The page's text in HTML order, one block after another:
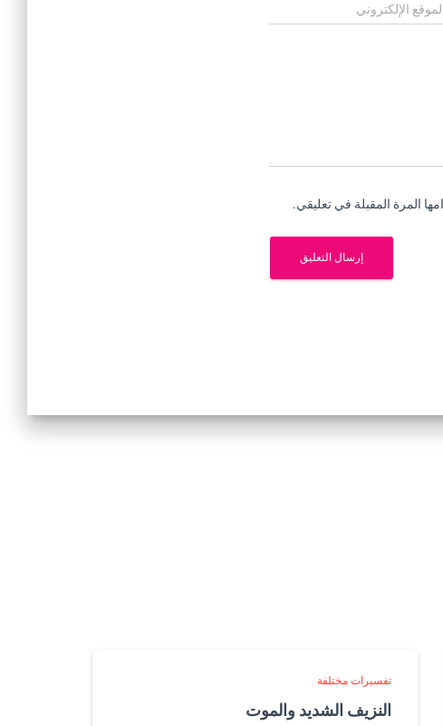
الموقع الإلكتروني
المرة المقبلة في تعليقي.
تفسيرات مختلفة
النزيف الشديد والموت